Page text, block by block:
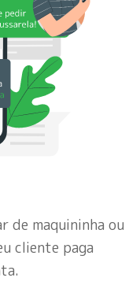
de maquininha ou
cliente paga